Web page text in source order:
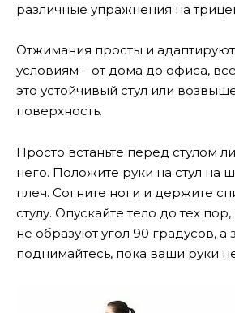
различные упражнения на
Отжимания просты и
условиям – от дома до офиса,
это устойчивый стул или
поверхность.
Просто встаньте перед стулом
него. Положите руки на стул на
плеч. Согните ноги и держите
стулу. Опускайте тело до тех
не образуют угол 90 градусов, а
поднимайтесь, пока ваши руки